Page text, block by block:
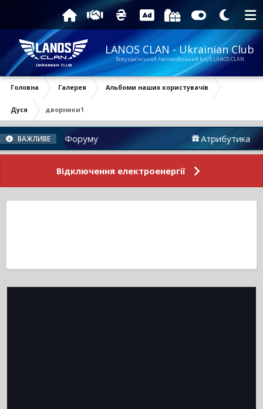
LANOS CLAN - Ukrainian Club
Всеукраїнський Автомобільний Клуб LANOS CLAN
Головна Галерея Альбоми наших користувачів
Дуся дворники1
ВАЖЛИВЕ
Новини Форуму Атрибутика
Відключення електроенергії